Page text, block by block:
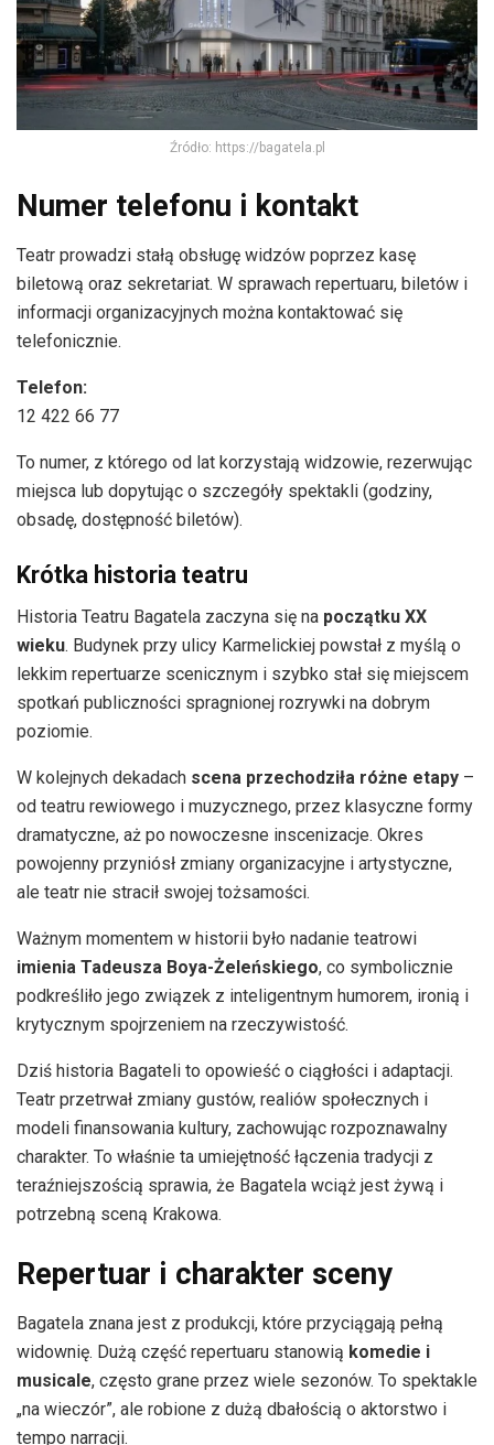
Źródło: https://bagatela.pl
Numer telefonu i kontakt
Teatr prowadzi stałą obsługę widzów poprzez kasę
biletową oraz sekretariat. W sprawach repertuaru, biletów i
informacji organizacyjnych można kontaktować się
telefonicznie.
Telefon:
12 422 66 77
To numer, z którego od lat korzystają widzowie, rezerwując
miejsca lub dopytując o szczegóły spektakli (godziny,
obsadę, dostępność biletów).
Krótka historia teatru
Historia Teatru Bagatela zaczyna się na początku XX
wieku. Budynek przy ulicy Karmelickiej powstał z myślą o
lekkim repertuarze scenicznym i szybko stał się miejscem
spotkań publiczności spragnionej rozrywki na dobrym
poziomie.
W kolejnych dekadach scena przechodziła różne etapy –
od teatru rewiowego i muzycznego, przez klasyczne formy
dramatyczne, aż po nowoczesne inscenizacje. Okres
powojenny przyniósł zmiany organizacyjne i artystyczne,
ale teatr nie stracił swojej tożsamości.
Ważnym momentem w historii było nadanie teatrowi
imienia Tadeusza Boya-Żeleńskiego, co symbolicznie
podkreśliło jego związek z inteligentnym humorem, ironią i
krytycznym spojrzeniem na rzeczywistość.
Dziś historia Bagateli to opowieść o ciągłości i adaptacji.
Teatr przetrwał zmiany gustów, realiów społecznych i
modeli finansowania kultury, zachowując rozpoznawalny
charakter. To właśnie ta umiejętność łączenia tradycji z
teraźniejszością sprawia, że Bagatela wciąż jest żywą i
potrzebną sceną Krakowa.
Repertuar i charakter sceny
Bagatela znana jest z produkcji, które przyciągają pełną
widownię. Dużą część repertuaru stanowią komedie i
musicale, często grane przez wiele sezonów. To spektakle
„na wieczór”, ale robione z dużą dbałością o aktorstwo i
tempo narracji.